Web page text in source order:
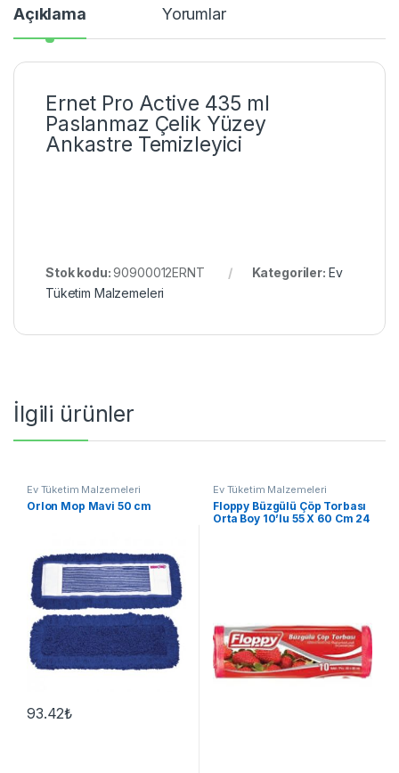
Açıklama Yorumlar
Ernet Pro Active 435 ml
Paslanmaz Çelik Yüzey
Ankastre Temizleyici
Stok kodu:90900012ERNT Kategoriler: Ev
Tüketim Malzemeleri
İlgili ürünler
Ev Tüketim Malzemeleri
Orlon Mop Mavi 50 cm
93.42₺
Ev Tüketim Malzemeleri
Floppy Büzgülü Çöp Torbası
Orta Boy 10’lu 55 X 60 Cm 24